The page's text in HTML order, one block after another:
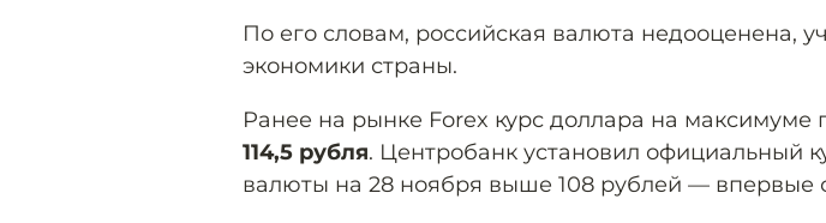
По его словам, российская валюта недооценена,
экономики страны.
Ранее на рынке Forex курс доллара на
114,5 рубля. Центробанк установил официальный
валюты на 28 ноября выше 108 рублей — впервые